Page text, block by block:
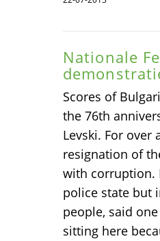
Nationale
Scores of
the 76th
Levski. For
resignation of
with corruption.
police state but
people, said
sitting here